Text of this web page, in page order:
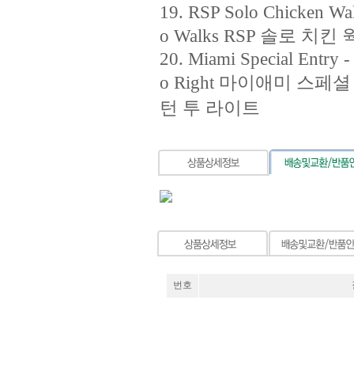
19. RSP Solo Chicken
o Walks RSP 솔로 치킨
20. Miami Special Entry
o Right 마이애미 스페
턴 투 라이트